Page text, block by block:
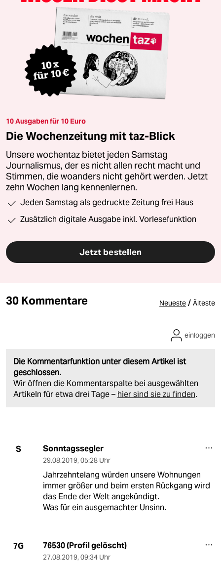
10 Ausgaben für 10 Euro
Die Wochenzeitung mit taz-Blick
Unsere wochentaz bietet jeden Samstag
Journalismus, der es nicht allen recht macht und
Stimmen, die woanders nicht gehört werden. Jetzt
zehn Wochen lang kennenlernen.
Jeden Samstag als gedruckte Zeitung frei Haus
Zusätzlich digitale Ausgabe inkl. Vorlesefunktion
Jetzt bestellen
30 Kommentare Neueste / Älteste
Die Kommentarfunktion unter diesem Artikel ist
geschlossen.
Wir öffnen die Kommentarspalte bei ausgewählten
Artikeln für etwa drei Tage – hier sind sie zu finden.
einloggen
S Sonntagssegler
29.08.2019, 05:28 Uhr
Jahrzehntelang würden unsere Wohnungen
immer größer und beim ersten Rückgang wird
das Ende der Welt angekündigt.
Was für ein ausgemachter Unsinn.
7G 76530 (Profil gelöscht)
27.08.2019, 09:34 Uhr